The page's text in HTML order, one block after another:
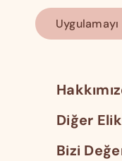
Diğer
Bizi